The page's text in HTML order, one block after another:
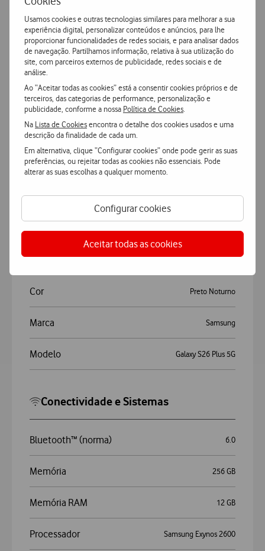
Usamos cookies e outras tecnologias similares para melhorar a sua
experiência digital, personalizar conteúdos e anúncios, para lhe
proporcionar funcionalidades de redes sociais, e para analisar dados
de navegação. Partilhamos informação, relativa à sua utilização do
site, com parceiros externos de publicidade, redes sociais e de
análise.
Ao “Aceitar todas as cookies” está a consentir cookies próprios e de
terceiros, das categorias de performance, personalização e
publicidade, conforme a nossa Política de Cookies
Na Lista de Cookiesencontra o detalhe dos cookies usados e uma
descrição da finalidade de cada um.
Em alternativa, clique “Configurar cookies” onde pode gerir as suas
preferências, ou rejeitar todas as cookies não essenciais. Pode
alterar as suas escolhas a qualquer momento.
Configurar cookies
Aceitar todas as cookies
Adicionar
Características
Accordeon
Mais Características
Samsung Galaxy S26 Plus 5G
Cor Preto Noturno
Marca Samsung
Modelo Galaxy S26 Plus 5G
Conectividade e Sistemas
Bluetooth™ (norma) 6.0
Memória 256 GB
Memória RAM 12 GB
Processador Samsung Exynos 2600